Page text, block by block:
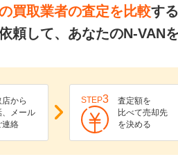
買取業者の査定を比較す
頼して、あなたのN-VANを
店から
、メール
連絡
STEP3
査定額を
比べて売却先
を決める